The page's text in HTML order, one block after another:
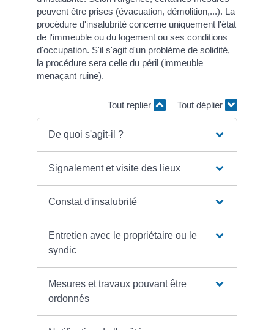
peuvent être prises (évacuation, démolition,...). La
procédure d'insalubrité concerne uniquement l'état
de l'immeuble ou du logement ou ses conditions
d'occupation. S'il s'agit d'un problème de solidité,
la procédure sera celle du péril (immeuble
menaçant ruine).
Tout replier Tout déplier
De quoi s'agit-il ?
Signalement et visite des lieux
Constat d'insalubrité
Entretien avec le propriétaire ou le
syndic
Mesures et travaux pouvant être
ordonnés